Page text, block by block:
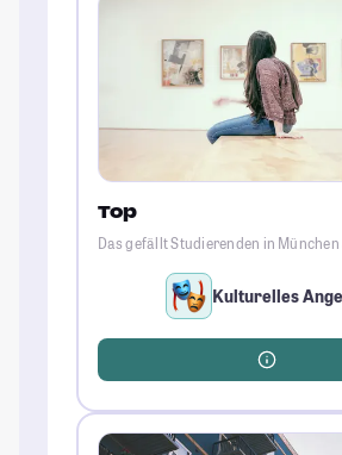
Top
Das gefällt Studierenden in München
Kulturelles